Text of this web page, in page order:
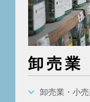
卸売業
卸売業・小